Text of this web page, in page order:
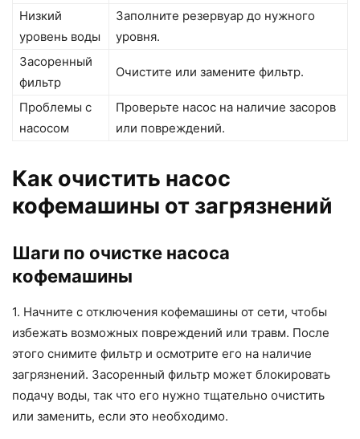
Низкий
уровень воды
Заполните резервуар до нужного
уровня.
Засоренный
фильтр
Очистите или замените фильтр.
Проблемы с
насосом
Проверьте насос на наличие засоров
или повреждений.
Как очистить насос
кофемашины от загрязнений
Шаги по очистке насоса
кофемашины
1. Начните с отключения кофемашины от сети, чтобы
избежать возможных повреждений или травм. После
этого снимите фильтр и осмотрите его на наличие
загрязнений. Засоренный фильтр может блокировать
подачу воды, так что его нужно тщательно очистить
или заменить, если это необходимо.